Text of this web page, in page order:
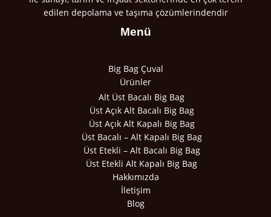
edilen depolama ve taşıma çözümlerindendir
Menü
Big Bag Çuval
Ürünler
Alt Üst Bacalı Big Bag
Üst Açık Alt Bacalı Big Bag
Üst Açık Alt Kapalı Big Bag
Üst Bacalı – Alt Kapalı Big Bag
Üst Etekli – Alt Bacalı Big Bag
Üst Etekli Alt Kapalı Big Bag
Hakkımızda
İletişim
Blog